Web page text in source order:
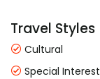
Travel Styles
Cultural
Special Interest